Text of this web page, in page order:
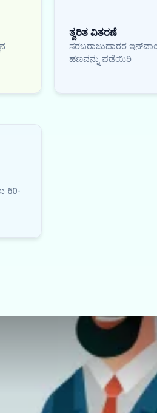
ತ್ವರಿತ ವಿತರಣೆ
ಸರಬರಾಜುದಾರರ
ಹಣವನ್ನು ಪಡೆಯಿರಿ
60-